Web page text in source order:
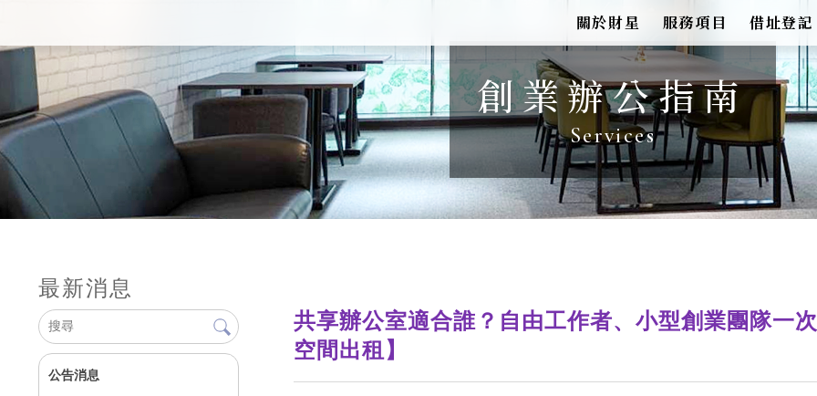
關於財星 服務項目 借址登記
創業辦公指南
最新消息
公告消息
共享辦公室適合誰？自由工作者、小型創業團隊一
空間出租】